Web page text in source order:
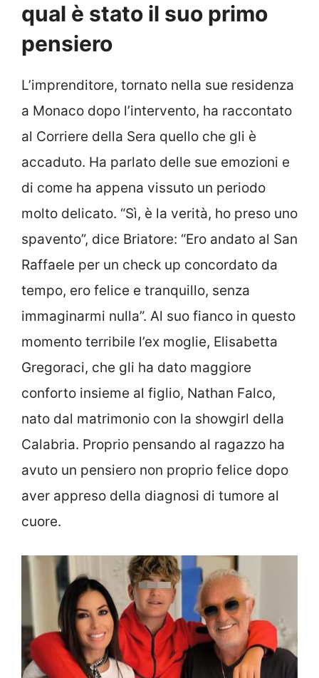
qual è stato il suo primo
pensiero
L’imprenditore, tornato nella sue residenza
a Monaco dopo l’intervento, ha raccontato
al Corriere della Sera quello che gli è
accaduto. Ha parlato delle sue emozioni e
di come ha appena vissuto un periodo
molto delicato. “Sì, è la verità, ho preso uno
spavento”, dice Briatore: “Ero andato al San
Raffaele per un check up concordato da
tempo, ero felice e tranquillo, senza
immaginarmi nulla”. Al suo fianco in questo
momento terribile l’ex moglie, Elisabetta
Gregoraci, che gli ha dato maggiore
conforto insieme al figlio, Nathan Falco,
nato dal matrimonio con la showgirl della
Calabria. Proprio pensando al ragazzo ha
avuto un pensiero non proprio felice dopo
aver appreso della diagnosi di tumore al
cuore.